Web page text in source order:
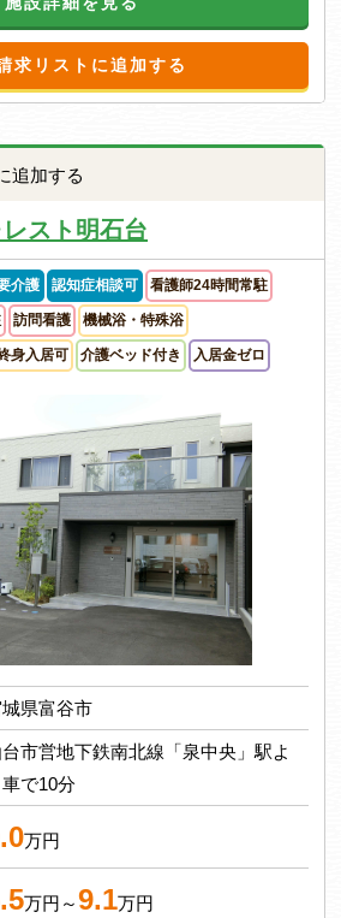
求リストに追加する
追加する
スト明石台
介護 認知症相談可 看護師24時間常駐
訪問看護 機械浴・特殊浴
身入居可 介護ベッド付き 入居金ゼロ
県富谷市
市営地下鉄南北線「泉中央」駅よ
車で10分
万円
万円～9.1万円